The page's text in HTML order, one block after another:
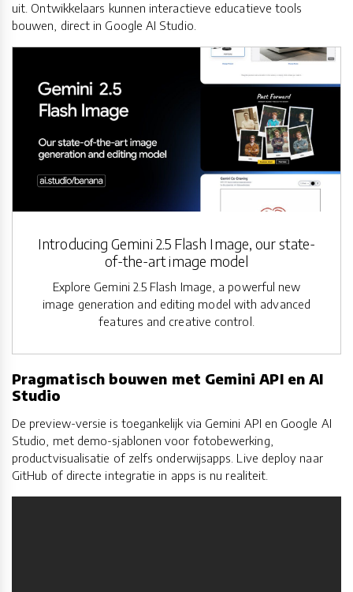
uit. Ontwikkelaars kunnen interactieve educatieve tools
bouwen, direct in Google AI Studio.
Introducing Gemini 2.5 Flash Image, our state-
of-the-art image model
Explore Gemini 2.5 Flash Image, a powerful new
image generation and editing model with advanced
features and creative control.
Pragmatisch bouwen met Gemini API en AI
Studio
De preview-versie is toegankelijk via Gemini API en Google AI
Studio, met demo-sjablonen voor fotobewerking,
productvisualisatie of zelfs onderwijsapps. Live deploy naar
GitHub of directe integratie in apps is nu realiteit.